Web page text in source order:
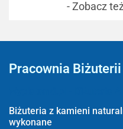
- Zobacz
Pracownia
Biżuteria z kamieni
wykonane